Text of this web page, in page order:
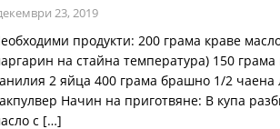
23, 2019
продукти: 200 грама краве
на стайна температура) 150 грама
2 яйца 400 грама брашно 1/2 чаена
Начин на приготвяне: В купа
с […]